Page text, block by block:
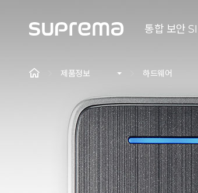
통합 보안 SI
제품정보 하드웨어